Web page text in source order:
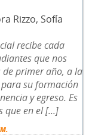
Rizzo, Sofía
recibe cada
que nos
de primer año, a la
su formación
y egreso. Es
que en el [...]